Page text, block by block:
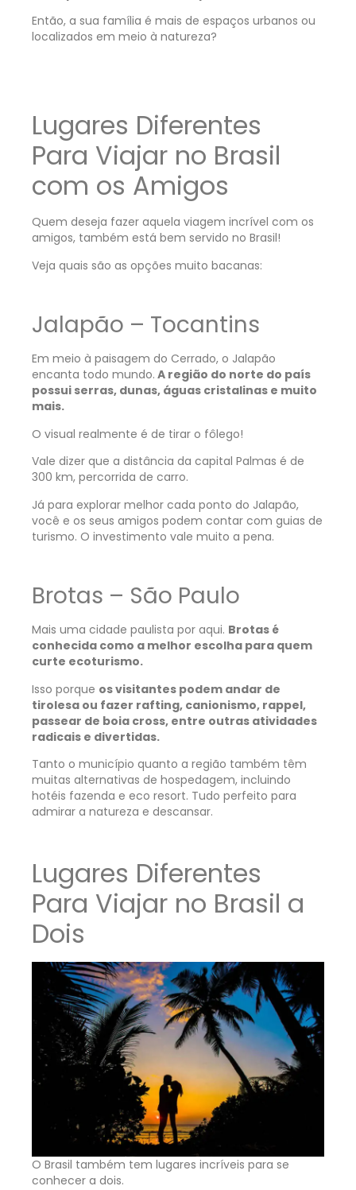
Então, a sua família é mais de espaços urbanos ou
localizados em meio à natureza?
Lugares Diferentes
Para Viajar no Brasil
com os Amigos
Quem deseja fazer aquela viagem incrível com os
amigos, também está bem servido no Brasil!
Veja quais são as opções muito bacanas:
Jalapão – Tocantins
Em meio à paisagem do Cerrado, o Jalapão
encanta todo mundo. A região do norte do país
possui serras, dunas, águas cristalinas e muito
mais.
O visual realmente é de tirar o fôlego!
Vale dizer que a distância da capital Palmas é de
300 km, percorrida de carro.
Já para explorar melhor cada ponto do Jalapão,
você e os seus amigos podem contar com guias de
turismo. O investimento vale muito a pena.
Brotas – São Paulo
Mais uma cidade paulista por aqui. Brotas é
conhecida como a melhor escolha para quem
curte ecoturismo.
Isso porque os visitantes podem andar de
tirolesa ou fazer rafting, canionismo, rappel,
passear de boia cross, entre outras atividades
radicais e divertidas.
Tanto o município quanto a região também têm
muitas alternativas de hospedagem, incluindo
hotéis fazenda e eco resort. Tudo perfeito para
admirar a natureza e descansar.
Lugares Diferentes
Para Viajar no Brasil a
Dois
O Brasil também tem lugares incríveis para se
conhecer a dois.